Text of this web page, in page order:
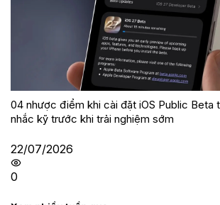
04 nhược điểm khi cài đặt iOS Public Beta
nhắc kỹ trước khi trải nghiệm sớm
22/07/2026
0